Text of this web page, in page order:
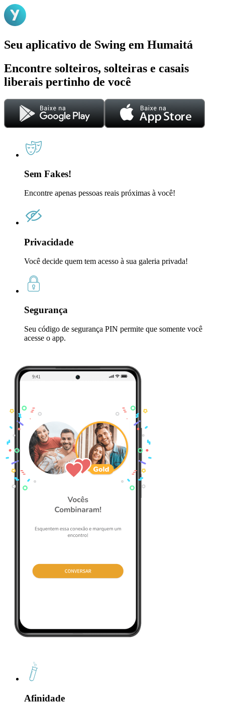
Seu aplicativo de Swing em Humaitá
Encontre solteiros, solteiras e casais
liberais pertinho de você
Sem Fakes!
Encontre apenas pessoas reais próximas à você!
Privacidade
Você decide quem tem acesso à sua galeria privada!
Segurança
Seu código de segurança PIN permite que somente você
acesse o app.
Afinidade